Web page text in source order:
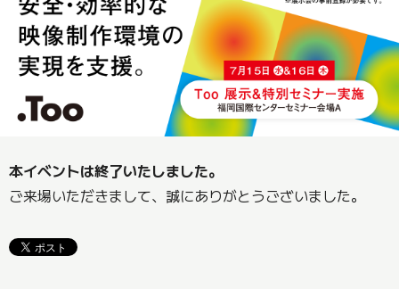
本イベントは終了いたしました。
ご来場いただきまして、誠にありがとうございました。